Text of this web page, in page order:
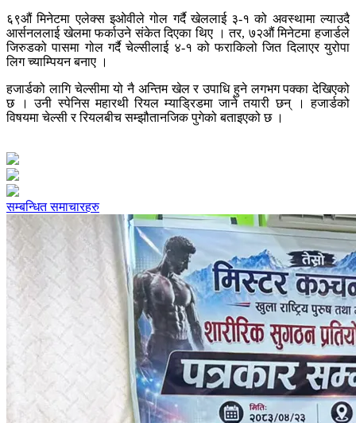
६९औं मिनेटमा एलेक्स इओवीले गोल गर्दै खेललाई ३-१ को अवस्थामा ल्याउदै
आर्सनललाई खेलमा फर्काउने संकेत दिएका थिए । तर, ७२औं मिनेटमा हजार्डले
जिरुडको पासमा गोल गर्दै चेल्सीलाई ४-१ को फराकिलो जित दिलाएर युरोपा
लिग च्याम्पियन बनाए ।
हजार्डको लागि चेल्सीमा यो नै अन्तिम खेल र उपाधि हुने लगभग पक्का देखिएको
छ । उनी स्पेनिस महारथी रियल म्याड्रिडमा जाने तयारी छन् । हजार्डको
विषयमा चेल्सी र रियलबीच सम्झौतानजिक पुगेको बताइएको छ ।
सम्बन्धित समाचारहरु